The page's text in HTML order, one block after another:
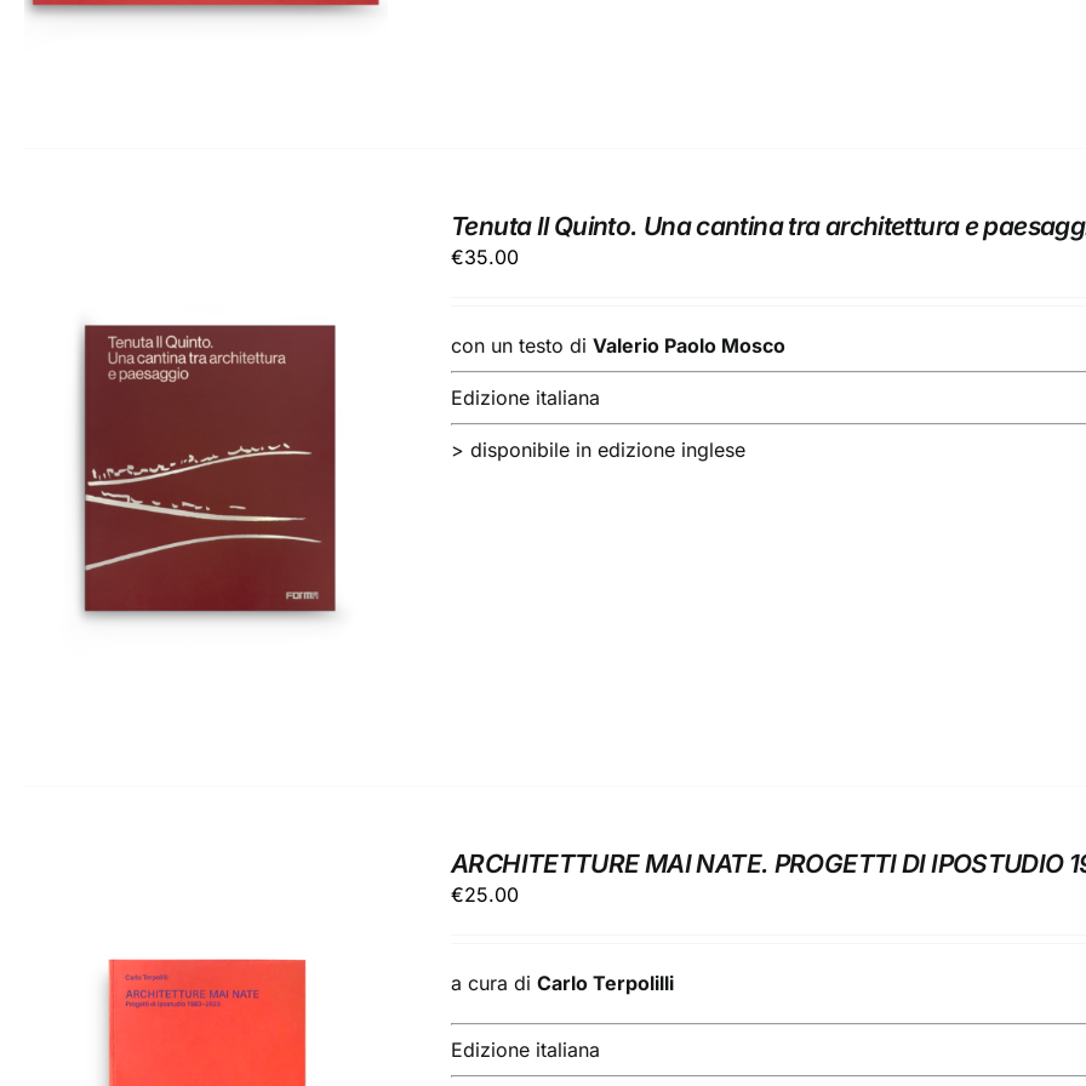
AGGIUNGI AL CARRELLO
/
Tenuta Il Quinto. Una cantina tra architettura e
€35.00
con un testo diValerio Paolo Mosco
Edizione italiana
> disponibile in edizione inglese
ARCHITETTURE MAI NATE. PROGETTI DI IPOSTUDIO
€25.00
a cura diCarlo Terpolilli
Edizione italiana